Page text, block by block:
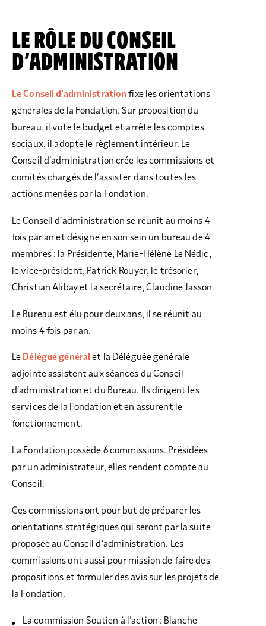
LE RÔLE DU CONSEIL
D’ADMINISTRATION
Le Conseil d’administration fixe les orientations
générales de la Fondation. Sur proposition du
bureau, il vote le budget et arrête les comptes
sociaux, il adopte le règlement intérieur. Le
Conseil d’administration crée les commissions et
comités chargés de l’assister dans toutes les
actions menées par la Fondation.
Le Conseil d’administration se réunit au moins 4
fois par an et désigne en son sein un bureau de 4
membres : la Présidente, Marie-Hélène Le Nédic,
le vice-président, Patrick Rouyer, le trésorier,
Christian Alibay et la secrétaire, Claudine Jasson.
Le Bureau est élu pour deux ans, il se réunit au
moins 4 fois par an.
Le Délégué général et la Déléguée générale
adjointe assistent aux séances du Conseil
d’administration et du Bureau. Ils dirigent les
services de la Fondation et en assurent le
fonctionnement.
La Fondation possède 6 commissions. Présidées
par un administrateur, elles rendent compte au
Conseil.
Ces commissions ont pour but de préparer les
orientations stratégiques qui seront par la suite
proposée au Conseil d’administration. Les
commissions ont aussi pour mission de faire des
propositions et formuler des avis sur les projets de
la Fondation.
La commission Soutien à l’action : Blanche